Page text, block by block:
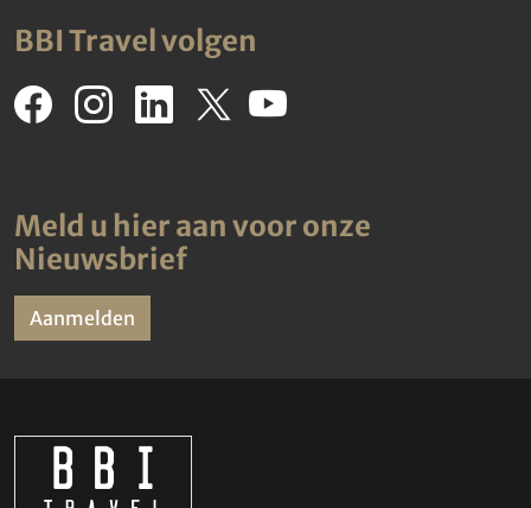
BBI Travel volgen
Meld u hier aan voor onze
Nieuwsbrief
Aanmelden